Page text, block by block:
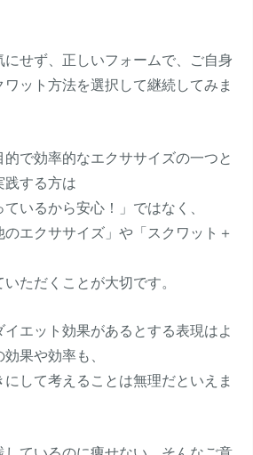
せず、正しいフォームで、ご自身
ット方法を選択して継続してみま
で効率的なエクササイズの一つと
践する方は
ているから安心！」ではなく、
のエクササイズ」や「スクワット＋
ただくことが大切です。
エット効果があるとする表現はよ
果や効率も、
して考えることは無理だといえま